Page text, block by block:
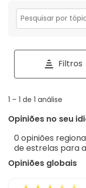
Secção
Filtros
1
1
análise
1 – 1 de 1 análise
Opiniões no seu
0 opiniões
de estrelas para
Opiniões globais